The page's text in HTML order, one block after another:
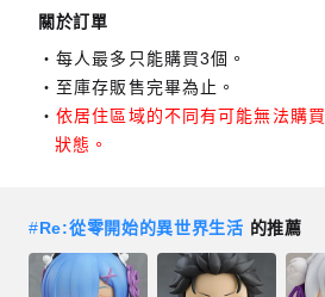
關於訂單
每人最多只能購買3個。
至庫存販售完畢為止。
依居住區域的不同有可能無法購
狀態。
#Re:從零開始的異世界生活 的推薦